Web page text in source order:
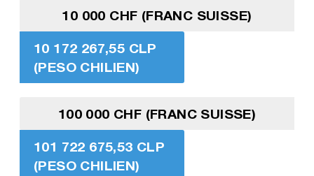
10 000 CHF (FRANC SUISSE)
10 172 267,55 CLP
(PESO CHILIEN)
100 000 CHF (FRANC SUISSE)
101 722 675,53 CLP
(PESO CHILIEN)